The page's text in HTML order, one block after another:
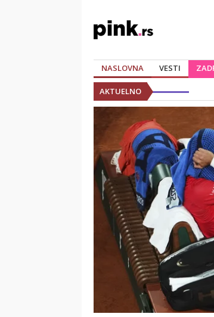
NASLOVNA VESTI
AKTUELNO